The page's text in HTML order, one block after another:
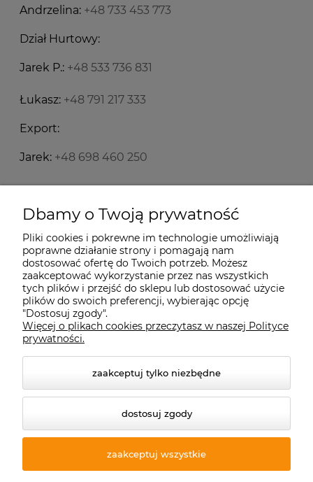
Andrzelina: +48 733 453 773
Dział Hurtowy:
Jarek P.: +48 533 736 831
Łukasz: +48 791 217 333
Export:
Jarek: +48 698 460 250
Starecegly.com
Płatności i dostawa
Moje konto
Informacje
Dbamy o Twoją prywatność
Pliki cookies i pokrewne im technologie umożliwiają
poprawne działanie strony i pomagają nam
dostosować ofertę do Twoich potrzeb. Możesz
zaakceptować wykorzystanie przez nas wszystkich
tych plików i przejść do sklepu lub dostosować użycie
plików do swoich preferencji, wybierając opcję
"Dostosuj zgody".
Więcej o plikach cookies przeczytasz w naszej Polityce
prywatności.
zaakceptuj tylko niezbędne
dostosuj zgody
zaakceptuj wszystkie